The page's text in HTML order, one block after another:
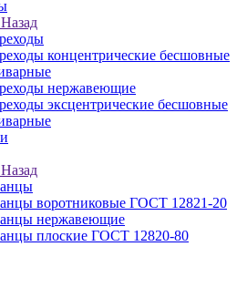
Назад
концентрические бесшовные
нержавеющие
эксцентрические бесшовные
Назад
воротниковые ГОСТ 12821-20
нержавеющие
плоские ГОСТ 12820-80